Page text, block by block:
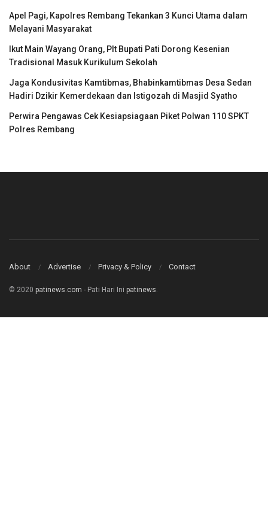
Apel Pagi, Kapolres Rembang Tekankan 3 Kunci Utama dalam
Melayani Masyarakat
Ikut Main Wayang Orang, Plt Bupati Pati Dorong Kesenian
Tradisional Masuk Kurikulum Sekolah
Jaga Kondusivitas Kamtibmas, Bhabinkamtibmas Desa Sedan
Hadiri Dzikir Kemerdekaan dan Istigozah di Masjid Syatho
Perwira Pengawas Cek Kesiapsiagaan Piket Polwan 110 SPKT
Polres Rembang
About Advertise Privacy & Policy Contact
© 2020 patinews.com - Pati Hari Ini patinews.